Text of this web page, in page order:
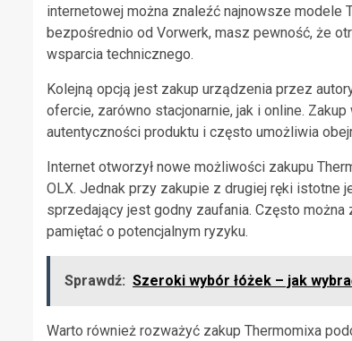
internetowej można znaleźć najnowsze modele
bezpośrednio od Vorwerk, masz pewność, że
wsparcia technicznego.
Kolejną opcją jest zakup urządzenia przez
ofercie, zarówno stacjonarnie, jak i online.
autentyczności produktu i często umożliwia
Internet otworzył nowe możliwości zakupu
OLX. Jednak przy zakupie z drugiej ręki istotne
sprzedający jest godny zaufania. Często
pamiętać o potencjalnym ryzyku.
Sprawdź: Szeroki wybór łóżek – jak
Warto również rozważyć zakup Thermomixa